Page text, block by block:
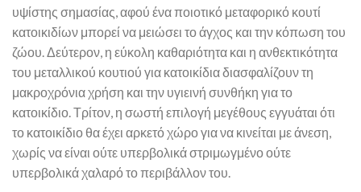
υψίστης σημασίας, αφού ένα ποιοτικό μεταφορικό κουτί
κατοικιδίων μπορεί να μειώσει το άγχος και την κόπωση του
ζώου. Δεύτερον, η εύκολη καθαριότητα και η ανθεκτικότητα
του μεταλλικού κουτιού για κατοικίδια διασφαλίζουν τη
μακροχρόνια χρήση και την υγιεινή συνθήκη για το
κατοικίδιο. Τρίτον, η σωστή επιλογή μεγέθους εγγυάται ότι
το κατοικίδιο θα έχει αρκετό χώρο για να κινείται με άνεση,
χωρίς να είναι ούτε υπερβολικά στριμωγμένο ούτε
υπερβολικά χαλαρό το περιβάλλον του.